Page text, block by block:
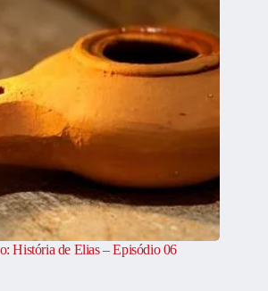
História de Elias – Episódio 06